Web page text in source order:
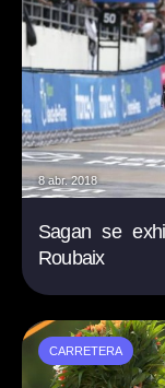
8 abr. 2018
Sagan se
Roubaix
CARRETERA